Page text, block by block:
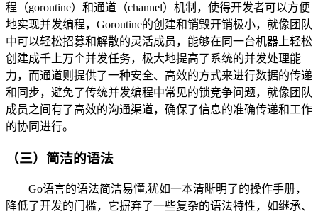
程（goroutine）和通道（channel）机制，使得开发者可以方便
地实现并发编程，Goroutine的创建和销毁开销极小，就像团队
中可以轻松招募和解散的灵活成员，能够在同一台机器上轻松
创建成千上万个并发任务，极大地提高了系统的并发处理能
力，而通道则提供了一种安全、高效的方式来进行数据的传递
和同步，避免了传统并发编程中常见的锁竞争问题，就像团队
成员之间有了高效的沟通渠道，确保了信息的准确传递和工作
的协同进行。
（三）简洁的语法
Go语言的语法简洁易懂,犹如一本清晰明了的操作手册，
降低了开发的门槛，它摒弃了一些复杂的语法特性，如继承、